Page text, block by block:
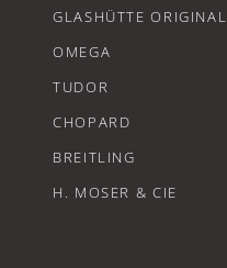
GLASHÜTTE ORIGINAL
OMEGA
TUDOR
CHOPARD
BREITLING
H. MOSER & CIE